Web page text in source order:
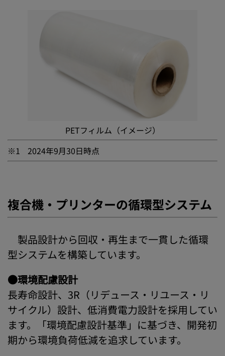
PETフィルム（イメージ）
※1
2024年9月30日時点
複合機・プリンターの循環型システム
製品設計から回収・再生まで一貫した循環
型システムを構築しています。
●環境配慮設計
長寿命設計、3R（リデュース・リユース・リ
サイクル）設計、低消費電力設計を採用してい
ます。「環境配慮設計基準」に基づき、開発初
期から環境負荷低減を追求しています。